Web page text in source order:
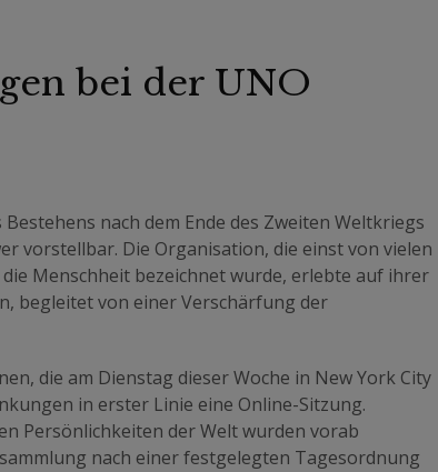
bei der UNO
nach dem Ende des Zweiten Weltkriegs
vorstellbar. Die Organisation, die einst von vielen
Menschheit bezeichnet wurde, erlebte auf ihrer
begleitet von einer Verschärfung der
die am Dienstag dieser Woche in New York City
in erster Linie eine Online-Sitzung.
Persönlichkeiten der Welt wurden vorab
nach einer festgelegten Tagesordnung